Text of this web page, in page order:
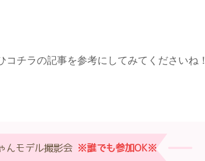
チラの記事を参考にしてみてくださいね！
んモデル撮影会 ※誰でも参加OK※